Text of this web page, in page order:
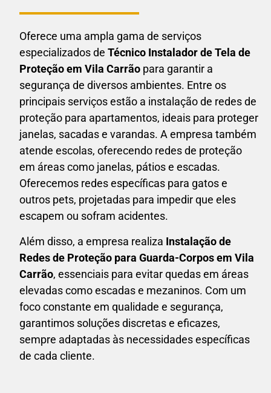
Oferece uma ampla gama de serviços
especializados de Técnico Instalador de Tela de
Proteção em Vila Carrão para garantir a
segurança de diversos ambientes. Entre os
principais serviços estão a instalação de redes de
proteção para apartamentos, ideais para proteger
janelas, sacadas e varandas. A empresa também
atende escolas, oferecendo redes de proteção
em áreas como janelas, pátios e escadas.
Oferecemos redes específicas para gatos e
outros pets, projetadas para impedir que eles
escapem ou sofram acidentes.
Além disso, a empresa realiza Instalação de
Redes de Proteção para Guarda-Corpos em Vila
Carrão, essenciais para evitar quedas em áreas
elevadas como escadas e mezaninos. Com um
foco constante em qualidade e segurança,
garantimos soluções discretas e eficazes,
sempre adaptadas às necessidades específicas
de cada cliente.